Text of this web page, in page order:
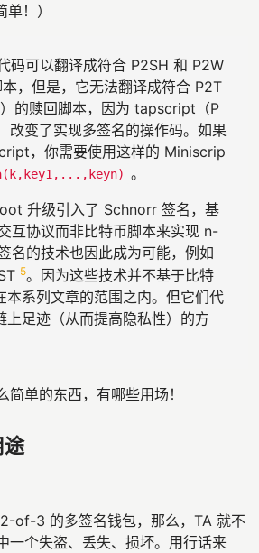
！）
码可以翻译成符合 P2SH 和 P2W
，但是，它无法翻译成符合 P2T
的赎回脚本，因为 tapscript（P
改变了实现多签名的操作码。如果
，你需要使用这样的 Miniscrip
。
升级引入了 Schnorr 签名，基
互协议而非比特币脚本来实现 n-
名的技术也因此成为可能，例如
5。因为这些技术并不基于比特
本系列文章的范围之内。但它们代
上足迹（从而提高隐私性）的方
单的东西，有哪些用场！
途
of-3 的多签名钱包，那么，TA 就不
一个失盗、丢失、损坏。用行话来